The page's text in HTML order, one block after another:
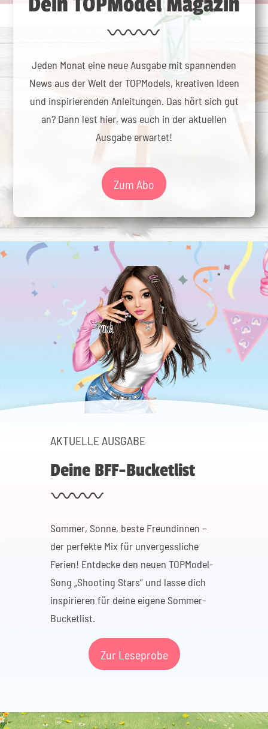
Jeden Monat eine neue Ausgabe mit spannenden
News aus der Welt der TOPModels, kreativen Ideen
und inspirierenden Anleitungen. Das hört sich gut
an? Dann lest hier, was euch in der aktuellen
Ausgabe erwartet!
Zum Abo
AKTUELLE AUSGABE
Deine BFF-Bucketlist
Sommer, Sonne, beste Freundinnen –
der perfekte Mix für unvergessliche
Ferien! Entdecke den neuen TOPModel-
Song „Shooting Stars“ und lasse dich
inspirieren für deine eigene Sommer-
Bucketlist.
Zur Leseprobe